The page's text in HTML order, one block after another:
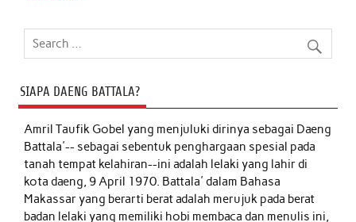
SIAPA DAENG BATTALA?
Amril Taufik Gobelyang menjuluki dirinya sebagai Daeng
Battala'-- sebagai sebentuk penghargaan spesial pada
tanah tempat kelahiran--ini adalah lelaki yang lahir di
kota daeng, 9 April 1970. Battala' dalam Bahasa
Makassar yang berarti berat adalah merujuk pada berat
badan lelaki yang memiliki hobi membaca dan menulis ini,